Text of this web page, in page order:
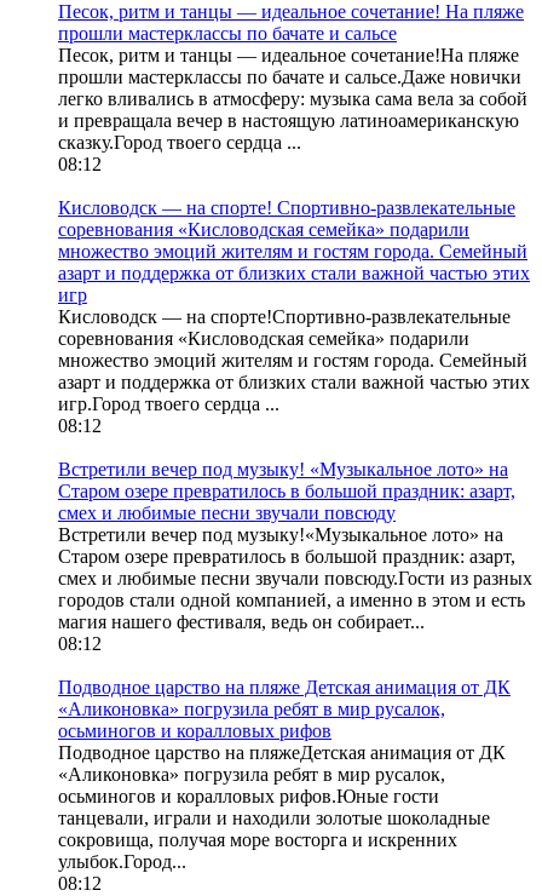
Песок, ритм и танцы — идеальное сочетание! На пляже
прошли мастерклассы по бачате и сальсе
Песок, ритм и танцы — идеальное сочетание!На пляже
прошли мастерклассы по бачате и сальсе.Даже новички
легко вливались в атмосферу: музыка сама вела за собой
и превращала вечер в настоящую латиноамериканскую
сказку.Город твоего сердца ...
08:12
Кисловодск — на спорте! Спортивно-развлекательные
соревнования «Кисловодская семейка» подарили
множество эмоций жителям и гостям города. Семейный
азарт и поддержка от близких стали важной частью этих
игр
Кисловодск — на спорте!Спортивно-развлекательные
соревнования «Кисловодская семейка» подарили
множество эмоций жителям и гостям города. Семейный
азарт и поддержка от близких стали важной частью этих
игр.Город твоего сердца ...
08:12
Встретили вечер под музыку! «Музыкальное лото» на
Старом озере превратилось в большой праздник: азарт,
смех и любимые песни звучали повсюду
Встретили вечер под музыку!«Музыкальное лото» на
Старом озере превратилось в большой праздник: азарт,
смех и любимые песни звучали повсюду.Гости из разных
городов стали одной компанией, а именно в этом и есть
магия нашего фестиваля, ведь он собирает...
08:12
Подводное царство на пляже Детская анимация от ДК
«Аликоновка» погрузила ребят в мир русалок,
осьминогов и коралловых рифов
Подводное царство на пляжеДетская анимация от ДК
«Аликоновка» погрузила ребят в мир русалок,
осьминогов и коралловых рифов.Юные гости
танцевали, играли и находили золотые шоколадные
сокровища, получая море восторга и искренних
улыбок.Город...
08:12